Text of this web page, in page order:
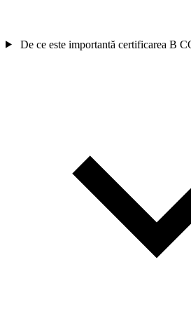
De ce este importantă certificarea B